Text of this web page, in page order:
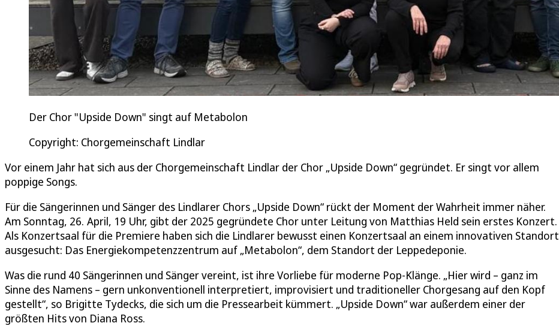
Der Chor "Upside Down" singt auf Metabolon
Copyright: Chorgemeinschaft Lindlar
Vor einem Jahr hat sich aus der Chorgemeinschaft Lindlar der Chor „Upside Down“ gegründet. Er singt vor allem
poppige Songs.
Für die Sängerinnen und Sänger des Lindlarer Chors „Upside Down“ rückt der Moment der Wahrheit immer näher.
Am Sonntag, 26. April, 19 Uhr, gibt der 2025 gegründete Chor unter Leitung von Matthias Held sein erstes Konzert.
Als Konzertsaal für die Premiere haben sich die Lindlarer bewusst einen Konzertsaal an einem innovativen Standort
ausgesucht: Das Energiekompetenzzentrum auf „Metabolon“, dem Standort der Leppedeponie.
Was die rund 40 Sängerinnen und Sänger vereint, ist ihre Vorliebe für moderne Pop-Klänge. „Hier wird – ganz im
Sinne des Namens – gern unkonventionell interpretiert, improvisiert und traditioneller Chorgesang auf den Kopf
gestellt“, so Brigitte Tydecks, die sich um die Pressearbeit kümmert. „Upside Down“ war außerdem einer der
größten Hits von Diana Ross.